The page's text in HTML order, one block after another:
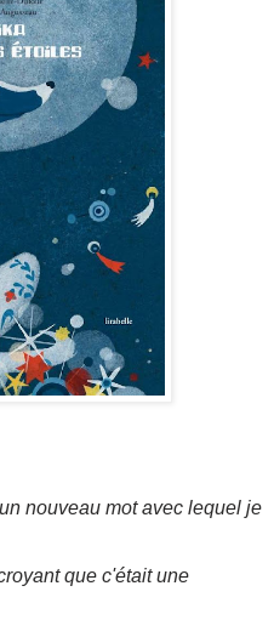
nouveau mot avec lequel je
que c'était une